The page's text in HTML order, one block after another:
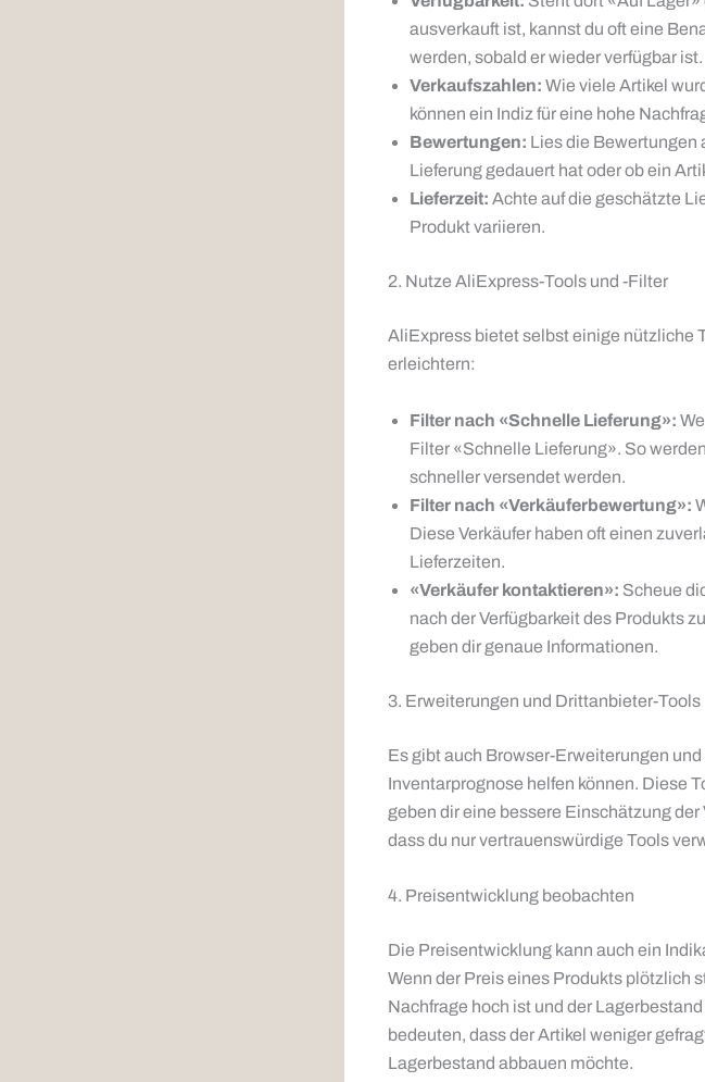
ausverkauft ist, kannst du oft eine
werden, sobald er wieder verfügbar ist.
Verkaufszahlen: Wie viele Artikel
können ein Indiz für eine hohe
Bewertungen: Lies die Bewertungen
Lieferung gedauert hat oder ob ein
Lieferzeit: Achte auf die geschätzte
Produkt variieren.
2. Nutze AliExpress-Tools und -Filter
AliExpress bietet selbst einige nützliche
erleichtern:
Filter nach «Schnelle Lieferung»:
Filter «Schnelle Lieferung». So
schneller versendet werden.
Filter nach «Verkäuferbewertung»:
Diese Verkäufer haben oft einen
Lieferzeiten.
«Verkäufer kontaktieren»: Scheue
nach der Verfügbarkeit des Produkts
geben dir genaue Informationen.
3. Erweiterungen und Drittanbieter-Tools
Es gibt auch Browser-Erweiterungen
Inventarprognose helfen können. Diese
geben dir eine bessere Einschätzung
dass du nur vertrauenswürdige Tools
4. Preisentwicklung beobachten
Die Preisentwicklung kann auch ein
Wenn der Preis eines Produkts plötzlich
Nachfrage hoch ist und der
bedeuten, dass der Artikel weniger
Lagerbestand abbauen möchte.